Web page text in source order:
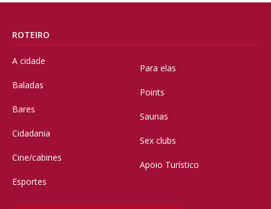
ROTEIRO
A cidade
Baladas
Bares
Cidadania
Cine/cabines
Esportes
Para elas
Points
Saunas
Sex clubs
Apoio Turístico